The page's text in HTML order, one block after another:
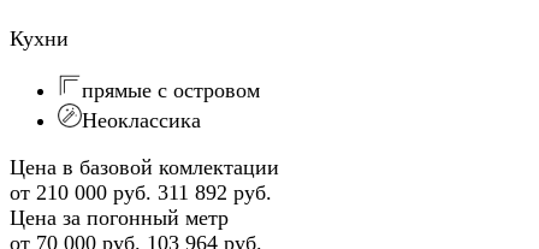
Кухни
прямые с островом
Неоклассика
Цена в базовой комлектации
от 210 000 руб. 311 892 руб.
Цена за погонный метр
от 70 000 руб. 103 964 руб.